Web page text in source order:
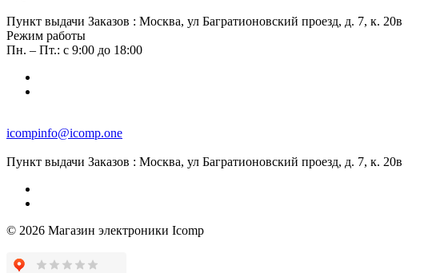
Пункт выдачи Заказов : Москва, ул Багратионовский проезд, д. 7, к. 20в
Режим работы
Пн. – Пт.: с 9:00 до 18:00
icompinfo@icomp.one
Пункт выдачи Заказов : Москва, ул Багратионовский проезд, д. 7, к. 20в
© 2026 Магазин электроники Icomp